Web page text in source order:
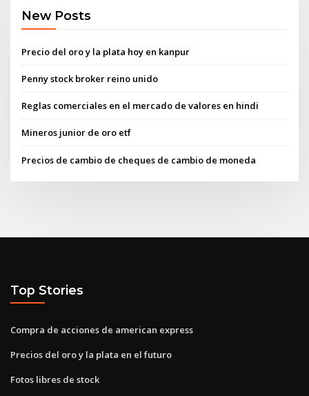
New Posts
Precio del oro y la plata hoy en kanpur
Penny stock broker reino unido
Reglas comerciales en el mercado de valores en hindi
Mineros junior de oro etf
Precios de cambio de cheques de cambio de moneda
Top Stories
Compra de acciones de american express
Precios del oro y la plata en el futuro
Fotos libres de stock